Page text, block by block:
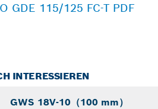
GDE 115/125 FC-T PDF
INTERESSIEREN
GWS 18V-10（100 mm）